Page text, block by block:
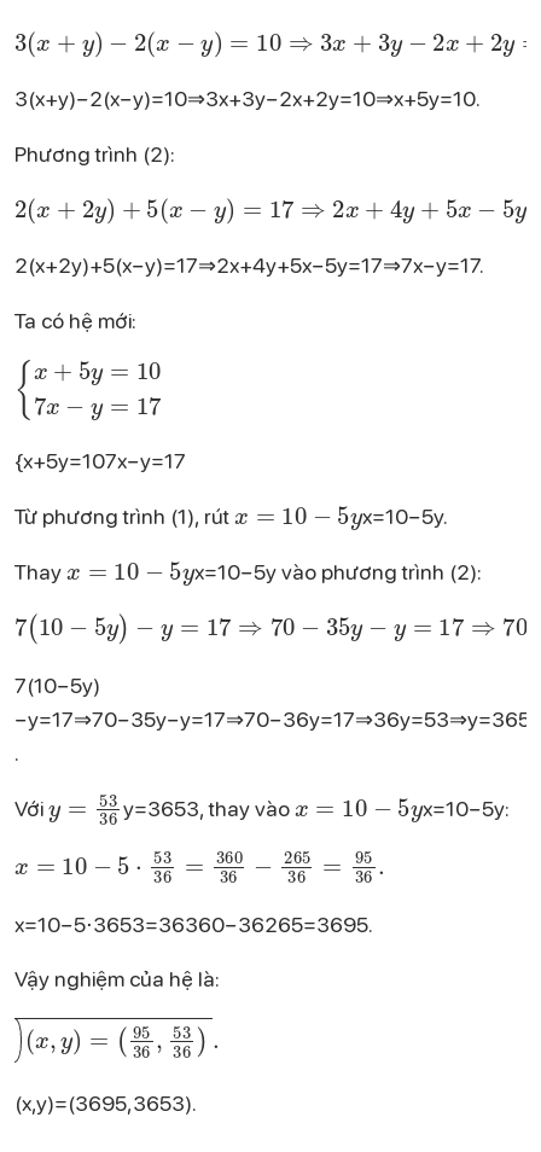
3(x + y) - 2(x - y) = 10 \quad \Rightarrow \quad 3x + 3y - 2x + 2y = 10 \quad \Rightarrow \quad x + 5y = 10.
3(x+y)−2(x−y)=10⇒3x+3y−2x+2y=10⇒x+5y=10.
Phương trình (2):
2(x + 2y) + 5(x - y) = 17 \quad \Rightarrow \quad 2x + 4y + 5x - 5y = 17 \quad \Rightarrow \quad 7x - y = 17.
2(x+2y)+5(x−y)=17⇒2x+4y+5x−5y=17⇒7x−y=17.
Ta có hệ mới:
\begin{cases} x + 5y = 10 \\ 7x - y = 17 \end{cases}
{x+5y=107x−y=17​
Từ phương trình (1), rút
x = 10 - 5y
x=10−5y.
Thay
x = 10 - 5y
x=10−5y vào phương trình (2):
7(10 - 5y) - y = 17 \quad \Rightarrow \quad 70 - 35y - y = 17 \quad \Rightarrow \quad 70 - 36y = 17 \quad \Rightarrow \quad 36y = 53 \quad \Rightarrow \quad y = \frac{53}{36}.
7(10−5y)
.
Với
y=3653​, thay vào
x = 10 - 5y
x=10−5y:
x = 10 - 5\cdot\frac{53}{36} = \frac{360}{36} - \frac{265}{36} = \frac{95}{36}.
x=10−5⋅3653​=36360​−36265​=3695​.
Vậy nghiệm của hệ là:
\boxed{\left(x, y\right) = \left(\frac{95}{36}, \frac{53}{36}\right)}.
(x,y)=(3695​,3653​)​.